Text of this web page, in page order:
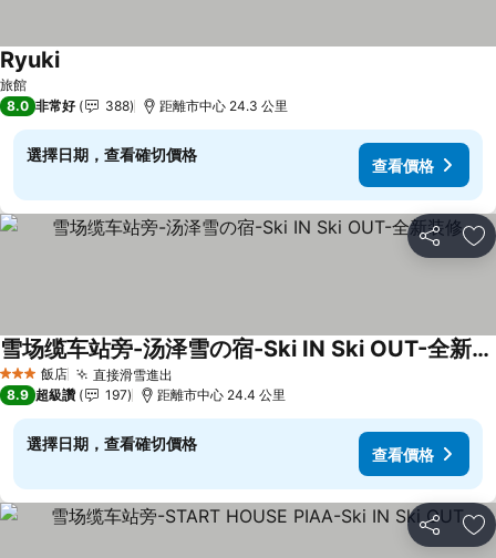
旅館
Ryuki查看價格
8.0 非常好 388 距離市中心 24.3 公里
選擇日期，查看確切價格
查看價格
分享 加
3 星級 飯店 直接滑雪進出
雪场缆车站旁-汤泽雪の宿-Ski IN Ski OUT-全新装修
查看價格
8.9 超級讚 197 距離市中心 24.4 公里
選擇日期，查看確切價格
查看價格
分享 加